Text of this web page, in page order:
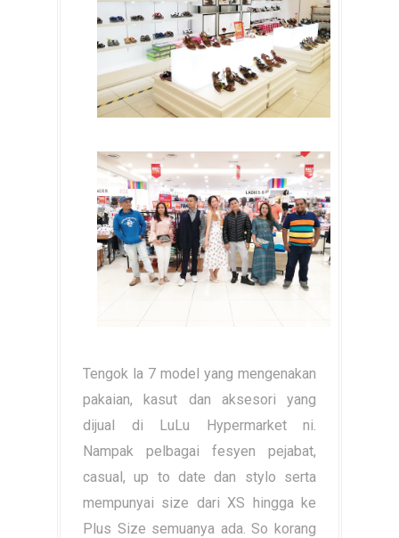
Tengok la 7 model yang mengenakan
pakaian, kasut dan aksesori yang
dijual di LuLu Hypermarket ni.
Nampak pelbagai fesyen pejabat,
casual, up to date dan stylo serta
mempunyai size dari XS hingga ke
Plus Size semuanya ada. So korang